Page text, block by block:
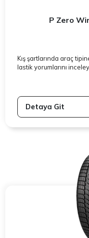
P Zero
Kış şartlarında araç
lastik yorumlarını
Detaya Git